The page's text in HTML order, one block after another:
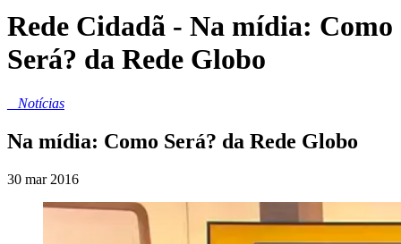
Rede Cidadã - Na mídia: Como
Será? da Rede Globo
Notícias
Na mídia: Como Será? da Rede Globo
30 mar 2016